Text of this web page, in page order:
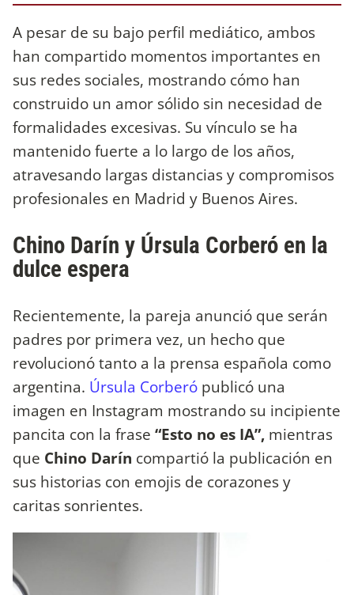
A pesar de su bajo perfil mediático, ambos
han compartido momentos importantes en
sus redes sociales, mostrando cómo han
construido un amor sólido sin necesidad de
formalidades excesivas. Su vínculo se ha
mantenido fuerte a lo largo de los años,
atravesando largas distancias y compromisos
profesionales en Madrid y Buenos Aires.
Chino Darín y Úrsula Corberó en la
dulce espera
Recientemente, la pareja anunció que serán
padres por primera vez, un hecho que
revolucionó tanto a la prensa española como
argentina. Úrsula Corberó publicó una
imagen en Instagram mostrando su incipiente
pancita con la frase “Esto no es IA”, mientras
que Chino Darín compartió la publicación en
sus historias con emojis de corazones y
caritas sonrientes.